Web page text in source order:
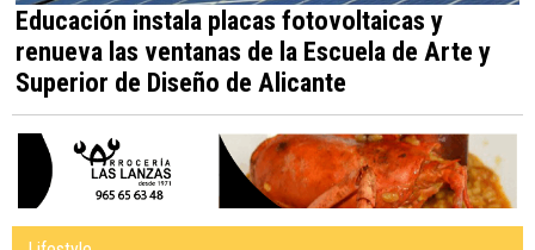
Educación instala placas fotovoltaicas y
renueva las ventanas de la Escuela de Arte y
Superior de Diseño de Alicante